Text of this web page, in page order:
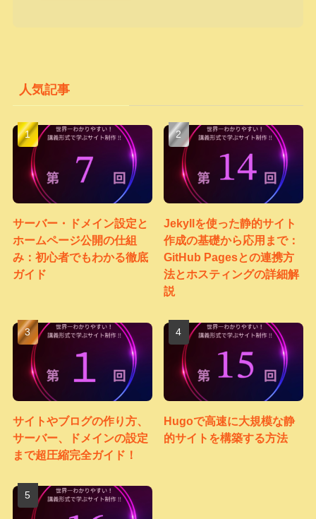
人気記事
サーバー・ドメイン設定と
ホームページ公開の仕組
み：初心者でもわかる徹底
ガイド
Jekyllを使った静的サイト
作成の基礎から応用まで：
GitHub Pagesとの連携方
法とホスティングの詳細解
説
サイトやブログの作り方、
サーバー、ドメインの設定
まで超圧縮完全ガイド！
Hugoで高速に大規模な静
的サイトを構築する方法